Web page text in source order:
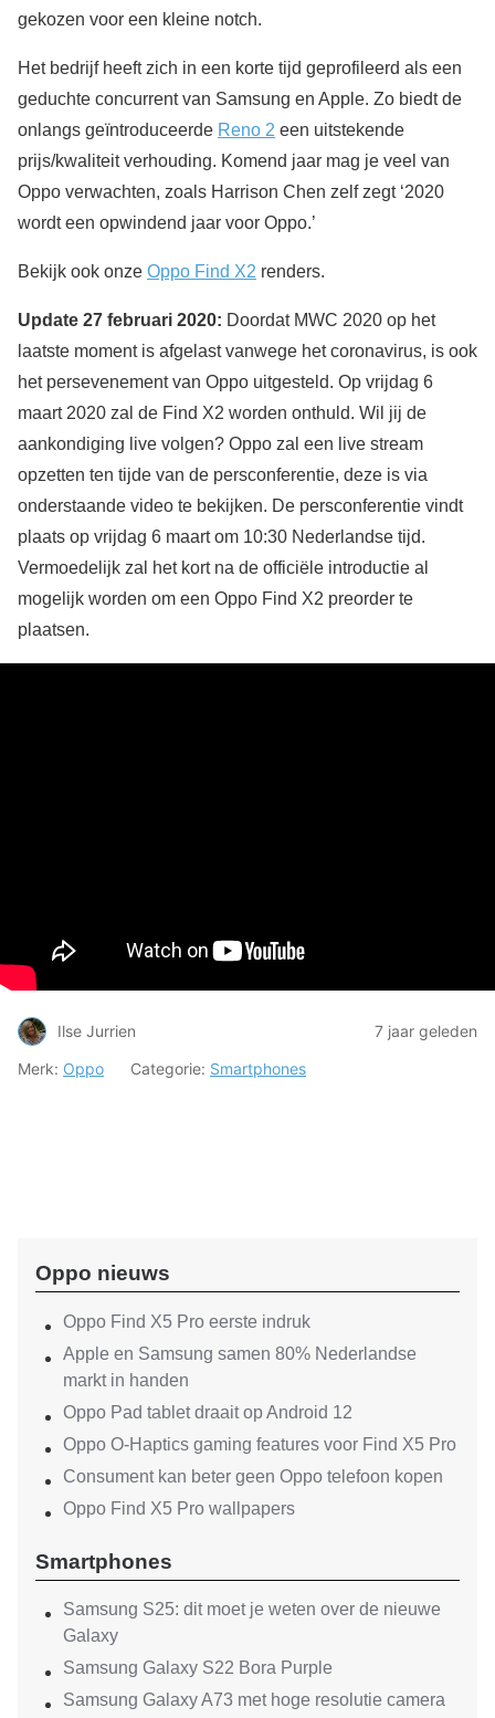
gekozen voor een kleine notch.
Het bedrijf heeft zich in een korte tijd geprofileerd als een
geduchte concurrent van Samsung en Apple. Zo biedt de
onlangs geïntroduceerde Reno 2 een uitstekende
prijs/kwaliteit verhouding. Komend jaar mag je veel van
Oppo verwachten, zoals Harrison Chen zelf zegt ‘2020
wordt een opwindend jaar voor Oppo.’
Bekijk ook onze Oppo Find X2 renders.
Update 27 februari 2020: Doordat MWC 2020 op het
laatste moment is afgelast vanwege het coronavirus, is ook
het persevenement van Oppo uitgesteld. Op vrijdag 6
maart 2020 zal de Find X2 worden onthuld. Wil jij de
aankondiging live volgen? Oppo zal een live stream
opzetten ten tijde van de persconferentie, deze is via
onderstaande video te bekijken. De persconferentie vindt
plaats op vrijdag 6 maart om 10:30 Nederlandse tijd.
Vermoedelijk zal het kort na de officiële introductie al
mogelijk worden om een Oppo Find X2 preorder te
plaatsen.
Ilse Jurrien
7 jaar geleden
Merk: Oppo Categorie: Smartphones
Oppo nieuws
Oppo Find X5 Pro eerste indruk
Apple en Samsung samen 80% Nederlandse
markt in handen
Oppo Pad tablet draait op Android 12
Oppo O-Haptics gaming features voor Find X5 Pro
Consument kan beter geen Oppo telefoon kopen
Oppo Find X5 Pro wallpapers
Smartphones
Samsung S25: dit moet je weten over de nieuwe
Galaxy
Samsung Galaxy S22 Bora Purple
Samsung Galaxy A73 met hoge resolutie camera